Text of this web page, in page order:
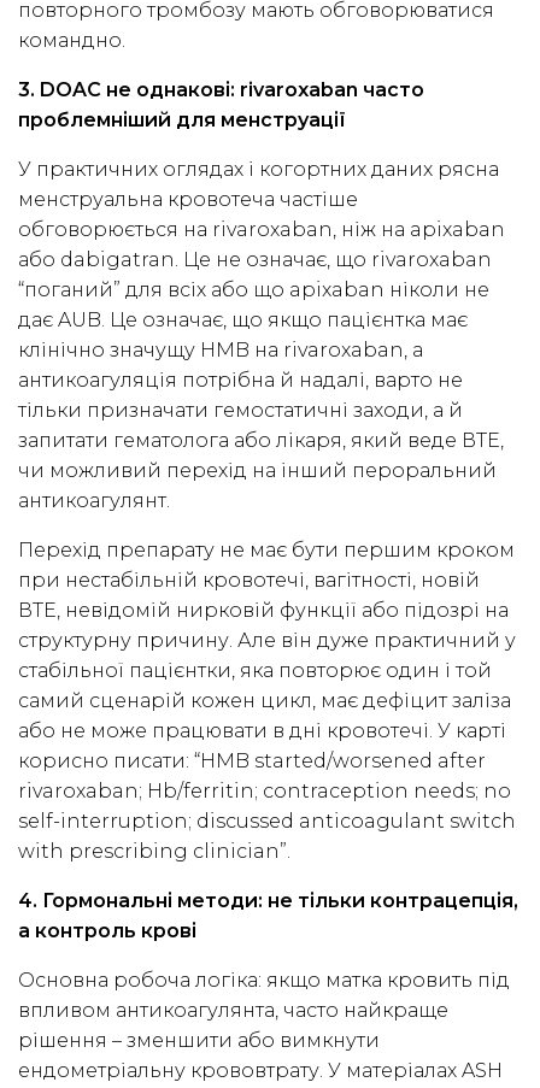
повторного тромбозу мають обговорюватися
командно.
3. DOAC не однакові: rivaroxaban часто
проблемніший для менструації
У практичних оглядах і когортних даних рясна
менструальна кровотеча частіше
обговорюється на rivaroxaban, ніж на apixaban
або dabigatran. Це не означає, що rivaroxaban
“поганий” для всіх або що apixaban ніколи не
дає AUB. Це означає, що якщо пацієнтка має
клінічно значущу HMB на rivaroxaban, а
антикоагуляція потрібна й надалі, варто не
тільки призначати гемостатичні заходи, а й
запитати гематолога або лікаря, який веде ВТЕ,
чи можливий перехід на інший пероральний
антикоагулянт.
Перехід препарату не має бути першим кроком
при нестабільній кровотечі, вагітності, новій
ВТЕ, невідомій нирковій функції або підозрі на
структурну причину. Але він дуже практичний у
стабільної пацієнтки, яка повторює один і той
самий сценарій кожен цикл, має дефіцит заліза
або не може працювати в дні кровотечі. У карті
корисно писати: “HMB started/worsened after
rivaroxaban; Hb/ferritin; contraception needs; no
self-interruption; discussed anticoagulant switch
with prescribing clinician”.
4. Гормональні методи: не тільки контрацепція,
а контроль крові
Основна робоча логіка: якщо матка кровить під
впливом антикоагулянта, часто найкраще
рішення – зменшити або вимкнути
ендометріальну крововтрату. У матеріалах ASH